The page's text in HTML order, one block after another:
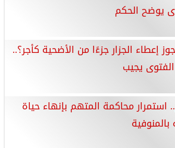
يوضح الحكم
إعطاء الجزار جزءًا من الأضحية كأجر؟..
يجيب
استمرار محاكمة المتهم بإنهاء حياة
بالمنوفية